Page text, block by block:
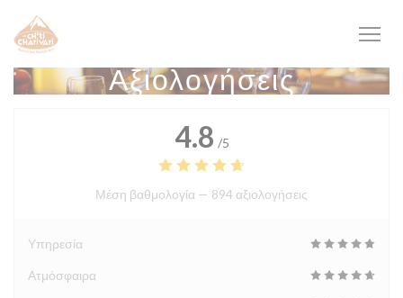
Πίνακας διαχείρισης "Μπισκότων" (Cookies)
Αξιολογήσεις
4.8 /5
Μέση βαθμολογία — 894 αξιολογήσεις
Υπηρεσία
Ατμόσφαιρα